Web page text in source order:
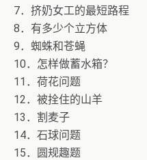
7．挤奶女工的最短路程
8．有多少个立方体
9．蜘蛛和苍蝇
10．怎样做蓄水箱？
11．荷花问题
12．被拴住的山羊
13．割麦子
14．石球问题
15．圆规趣题